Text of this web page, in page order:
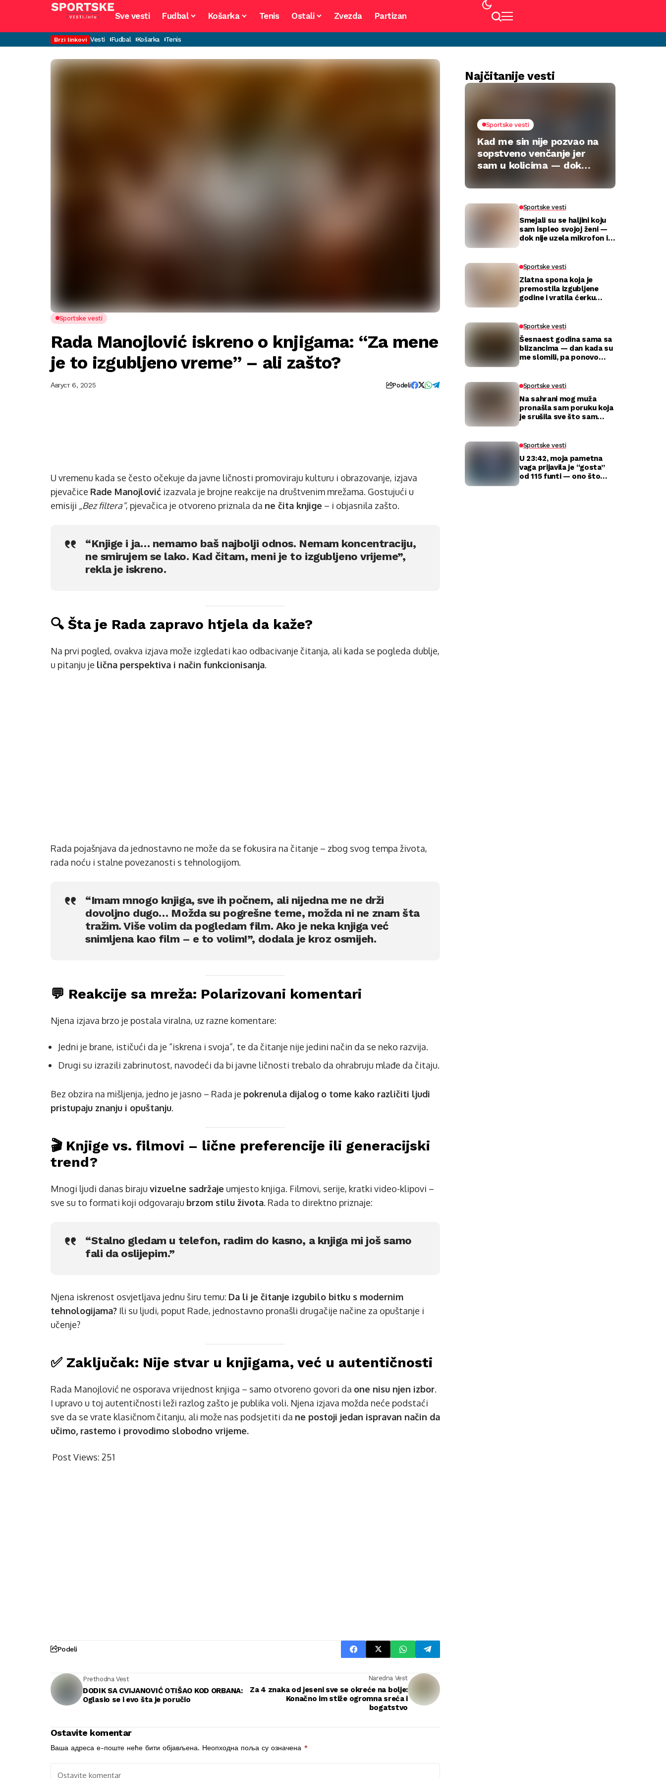
Sve vesti Fudbal Košarka Tenis Ostali Zvezda Partizan
Brzi linkovi Vesti Fudbal Košarka Tenis
Sportske vesti
Rada Manojlović iskreno o knjigama: “Za mene
je to izgubljeno vreme” – ali zašto?
Август 6, 2025 Podeli
U vremenu kada se često očekuje da javne ličnosti promoviraju kulturu i obrazovanje, izjava
pjevačice Rade Manojlović izazvala je brojne reakcije na društvenim mrežama. Gostujući u
emisiji „Bez filtera“, pjevačica je otvoreno priznala da ne čita knjige – i objasnila zašto.
“Knjige i ja… nemamo baš najbolji odnos. Nemam koncentraciju,
ne smirujem se lako. Kad čitam, meni je to izgubljeno vrijeme”,
rekla je iskreno.
🔍 Šta je Rada zapravo htjela da kaže?
Na prvi pogled, ovakva izjava može izgledati kao odbacivanje čitanja, ali kada se pogleda dublje,
u pitanju je lična perspektiva i način funkcionisanja.
Rada pojašnjava da jednostavno ne može da se fokusira na čitanje – zbog svog tempa života,
rada noću i stalne povezanosti s tehnologijom.
“Imam mnogo knjiga, sve ih počnem, ali nijedna me ne drži
dovoljno dugo… Možda su pogrešne teme, možda ni ne znam šta
tražim. Više volim da pogledam film. Ako je neka knjiga već
snimljena kao film – e to volim!”, dodala je kroz osmijeh.
💬 Reakcije sa mreža: Polarizovani komentari
Njena izjava brzo je postala viralna, uz razne komentare:
Jedni je brane, ističući da je “iskrena i svoja”, te da čitanje nije jedini način da se neko razvija.
Drugi su izrazili zabrinutost, navodeći da bi javne ličnosti trebalo da ohrabruju mlađe da čitaju.
Bez obzira na mišljenja, jedno je jasno – Rada je pokrenula dijalog o tome kako različiti ljudi
pristupaju znanju i opuštanju.
🎬 Knjige vs. filmovi – lične preferencije ili generacijski
trend?
Mnogi ljudi danas biraju vizuelne sadržaje umjesto knjiga. Filmovi, serije, kratki video-klipovi –
sve su to formati koji odgovaraju brzom stilu života. Rada to direktno priznaje:
“Stalno gledam u telefon, radim do kasno, a knjiga mi još samo
fali da oslijepim.”
Njena iskrenost osvjetljava jednu širu temu: Da li je čitanje izgubilo bitku s modernim
tehnologijama? Ili su ljudi, poput Rade, jednostavno pronašli drugačije načine za opuštanje i
učenje?
✅ Zaključak: Nije stvar u knjigama, već u autentičnosti
Rada Manojlović ne osporava vrijednost knjiga – samo otvoreno govori da one nisu njen izbor.
I upravo u toj autentičnosti leži razlog zašto je publika voli. Njena izjava možda neće podstaći
sve da se vrate klasičnom čitanju, ali može nas podsjetiti da ne postoji jedan ispravan način da
učimo, rastemo i provodimo slobodno vrijeme.
Post Views: 251
Podeli
Prethodna Vest
DODIK SA CVIJANOVIĆ OTIŠAO KOD ORBANA:
Oglasio se i evo šta je poručio
Naredna Vest
Za 4 znaka od jeseni sve se okreće na bolje:
Konačno im stiže ogromna sreća i
bogatstvo
Ostavite komentar
Ваша адреса е-поште неће бити објављена. Неопходна поља су означена *
Najčitanije vesti
Sportske vesti
Kad me sin nije pozvao na
sopstveno venčanje jer
sam u kolicima — dok
preokrenuo
Sportske vesti
Smejali su se haljini koju
sam ispleo svojoj ženi —
dok nije uzela mikrofon i
Sportske vesti
Zlatna spona koja je
premostila izgubljene
godine i vratila ćerku
Sportske vesti
Šesnaest godina sama sa
blizancima — dan kada su
me slomili, pa ponovo
Sportske vesti
Na sahrani mog muža
pronašla sam poruku koja
je srušila sve što sam
Sportske vesti
U 23:42, moja pametna
vaga prijavila je “gosta”
od 115 funti — ono što